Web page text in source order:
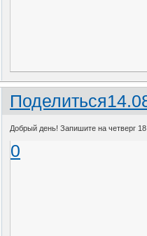
Поделиться
Добрый день! Запишите на четверг
0